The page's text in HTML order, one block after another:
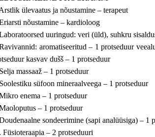
ülevaatus ja nõustamine – terapeut
nõustamine – kardioloog
uuringud: veri (üld), suhkru
aromatiseeritud – 1 protseduur
kasvav dušš – 1 protseduur
massaaž – 1 protseduur
süfoon mineraalveega – 1 protseduur
enema – 1 protseduur
– 1 protseduur
sondeerimine (sapi analüüsiga) – 1
Füsioteraapia – 2 protseduuri